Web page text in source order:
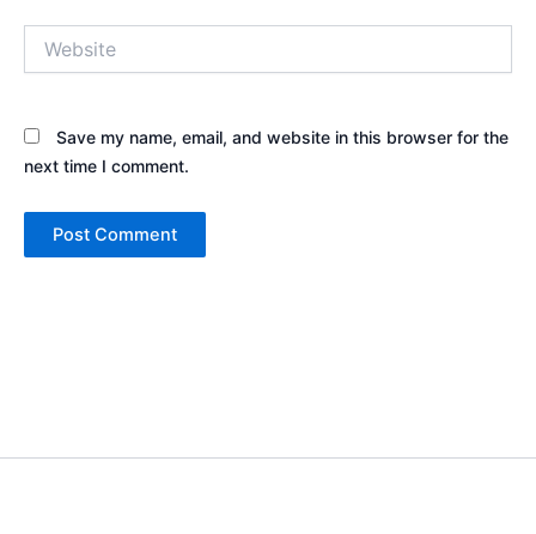
Save my name, email, and website in this browser for the
next time I comment.